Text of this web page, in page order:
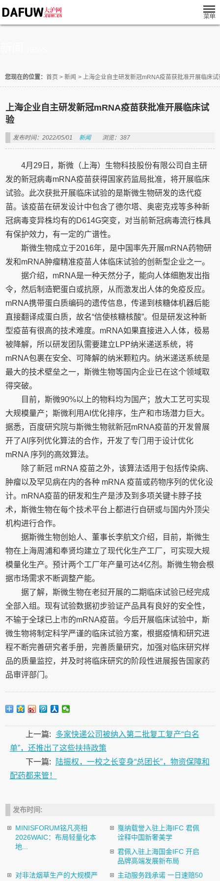
您现在的位置： 首页 > 新闻 > 上海企业自主研发新冠mRNA疫苗获批准开展临床试
上海企业自主研发新冠mRNA疫苗获批准开展临床试
验
发布时间：2022/05/01 新闻 浏览：387
4月29日，斯微（上海）生物科技股份有限公司自主研
发的新冠病毒mRNA疫苗获得国家药监局批准，将开展临床
试验。此次获批开展临床试验的是斯微生物研发的迭代疫
苗。该疫苗在研发设计中包含了德尔塔、奥密克戎等多种新
冠病毒变异株均有的D614G突变，对当前新冠病毒流行株具
有保护效力，有一定的广谱性。
斯微生物成立于2016年，是中国率先开展mRNA药物研
发和mRNA肿瘤精准疫苗人体临床试验的创新型企业之一。
据介绍，mRNA是一种天然分子，能向人体细胞发出指
令，然后制造靶蛋白或抗原，从而激发出人体的免疫反应。
mRNA携带蛋白质编码的遗传信息，传递到核糖体机器后能
直接翻译成蛋白质，故名“信使核糖核酸”。但是研发这种新
型疫苗有很高的技术难度。mRNA如果直接进入人体，极易
被降解，所以研发团队需要建立LPP纳米递送系统，将
mRNA包裹在安全、可降解的纳米颗粒内。纳米递送系统是
最大的技术壁垒之一，斯微生物等国内企业已在这个领域取
得突破。
目前，斯微90%以上的物料均为国产；放大工艺可实现
大规模量产；斯微利用AI优化排序，生产和市场潜力巨大。
据悉，百度研究院与斯微生物就新冠mRNA疫苗的开发曾展
开了AI序列优化算法的合作，开发了专门用于设计优化
mRNA 序列的高效算法。
除了新冠 mRNA 疫苗之外，该算法适用于包括传染病、
肿瘤以及罕见病在内的各种 mRNA 疫苗或药物序列的优化设
计。mRNA疫苗的研发和生产是涉及到多项关键卡脖子技
术，斯微生物在每个技术平台上都进行自研或与国内外顶尖
机构进行合作。
据斯微生物创始人、董事长李航文介绍，目前，斯微生
物在上海周浦和奉贤均建立了现代化生产工厂，可实现大规
模量化生产。预计两个工厂年产量可达4亿剂。斯微生物会根
据市场需求不断调整产能。
据了解，斯微生物在老挝开展的二期临床试验已经完成
全部入组。现有试验数据初步验证产品具有良好的安全性，
不输于全球已上市的mRNA疫苗。今后开展临床试验中，斯
微生物将制定科学严谨的临床试验方案，根据疫情和研究进
程不断完善研究者手册，完善质量研究，加强对临床研究样
品的质量监控，并及时将临床研究的阶段性进展报告国家药
品审评部门。
上一篇:
多家快递公司被纳入第二批复工复产“白名
单”，还推出了这些扶持政策
下一篇:
陆振权，一校之长变身“总团长”，物资保障和
配药都来管！
发布时间:
MINISFORUM铭凡亮相
2026WAIC：布局轻量化本
地...
戛纳载誉入驻上海IFC 君佩
诠释中国新奢美学
君佩入驻上海国金IFC 开启
品牌高端发展新布局
对非法烟草生产的大规模严
主动服务践承诺 一日速赔50